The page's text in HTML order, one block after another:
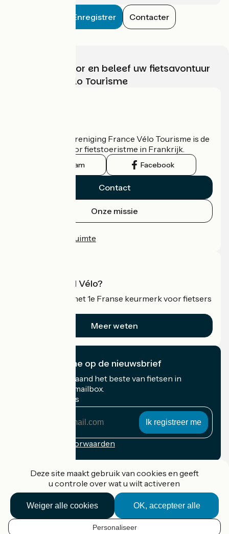
Enregistrer Contacter
Kies, bereid voor en beleef uw fietsavontuur
met France Vélo Tourisme
De nationale vereniging France Vélo Tourisme is de
officiële gids voor fietstoeristme in Frankrijk.
Instagram Facebook
Contact
Onze missie
Professionele ruimte
Wat is Accueil Vélo?
Accueil Vélo is het 1e Franse keurmerk voor fietsers
Meer weten
Ik abonneer me op de nieuwsbrief
Ontvang elke maand het beste van fietsen in
Frankrijk in uw mailbox.
Mijn e-mailadres
Inschrijvingsvoorwaarden
Accueil Vélo Pro
Contact
Wettelijke informatie
Deze site maakt gebruik van cookies en geeft
u controle over wat u wilt activeren
OK, accepteer alle
Weiger alle cookies
Personaliseer